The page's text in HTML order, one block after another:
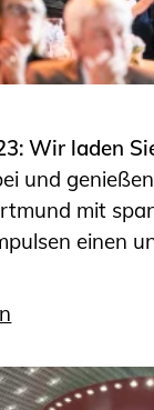
Wir laden
und
mit
einen